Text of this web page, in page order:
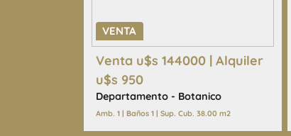
VENTA
Venta u$s 144000 | Alquiler
u$s 950
Departamento - Botanico
Amb. 1 | Baños 1 | Sup. Cub. 38.00 m2